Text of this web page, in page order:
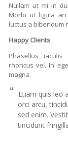
Nullam ut mi in
Morbi ut ligula
luctus a bibendum
Happy Clients
Phasellus
rhoncus vel. In
magna.
“ Etiam quis leo
orci arcu,
sed enim.
tincidunt